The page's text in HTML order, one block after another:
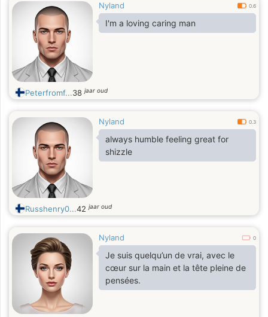
Nyland 0.6
I'm a loving caring man
Peterfromf...38jaar oud
Nyland 0.3
always humble feeling great for
shizzle
Russhenry0...42jaar oud
Nyland 0
Je suis quelqu’un de vrai, avec le
cœur sur la main et la tête pleine de
pensées.